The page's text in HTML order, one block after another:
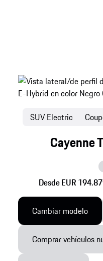
Cayenne
Desde EUR
SUV Electric
Cambiar modelo
Comprar vehículos